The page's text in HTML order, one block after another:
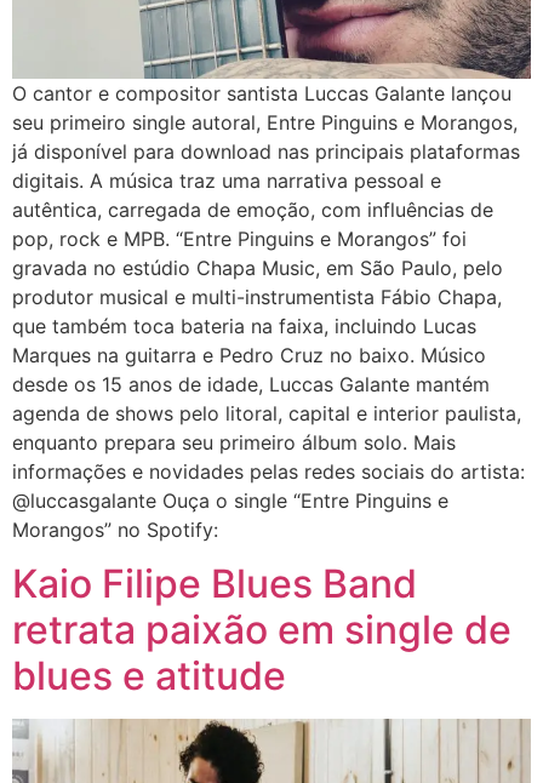
O cantor e compositor santista Luccas Galante lançou
seu primeiro single autoral, Entre Pinguins e Morangos,
já disponível para download nas principais plataformas
digitais. A música traz uma narrativa pessoal e
autêntica, carregada de emoção, com influências de
pop, rock e MPB. “Entre Pinguins e Morangos” foi
gravada no estúdio Chapa Music, em São Paulo, pelo
produtor musical e multi-instrumentista Fábio Chapa,
que também toca bateria na faixa, incluindo Lucas
Marques na guitarra e Pedro Cruz no baixo. Músico
desde os 15 anos de idade, Luccas Galante mantém
agenda de shows pelo litoral, capital e interior paulista,
enquanto prepara seu primeiro álbum solo. Mais
informações e novidades pelas redes sociais do artista:
@luccasgalante Ouça o single “Entre Pinguins e
Morangos” no Spotify:
Kaio Filipe Blues Band
retrata paixão em single de
blues e atitude